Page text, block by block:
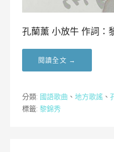
孔蘭薰 小放牛 作詞：
閱讀全文 →
分類: 國語歌曲 、 地方歌謠 、
標籤: 黎錦秀